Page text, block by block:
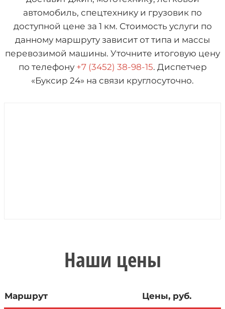
автомобиль, спецтехнику и грузовик по
доступной цене за 1 км. Стоимость услуги по
данному маршруту зависит от типа и массы
перевозимой машины. Уточните итоговую цену
по телефону +7 (3452) 38-98-15. Диспетчер
«Буксир 24» на связи круглосуточно.
Наши цены
Маршрут Цены, руб.